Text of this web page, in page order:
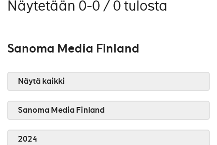
Näytetään 0-0 / 0 tulosta
Sanoma Media Finland
Näytä kaikki
Sanoma Media Finland
2024